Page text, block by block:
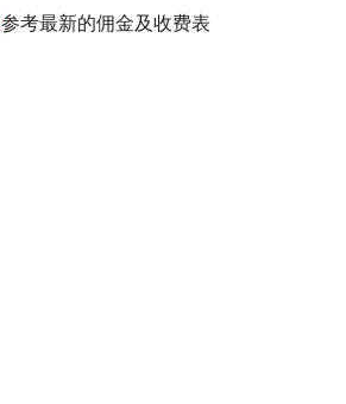
参考最新的佣金及收费表